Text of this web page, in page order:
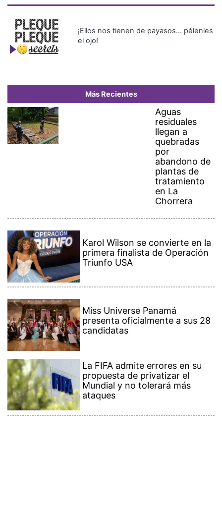
¡Ellos nos tienen de payasos… pélenles
el ojo!
Más Recientes
Aguas
residuales
llegan a
quebradas
por
abandono de
plantas de
tratamiento
en La
Chorrera
Karol Wilson se convierte en la
primera finalista de Operación
Triunfo USA
Miss Universe Panamá
presenta oficialmente a sus 28
candidatas
La FIFA admite errores en su
propuesta de privatizar el
Mundial y no tolerará más
ataques